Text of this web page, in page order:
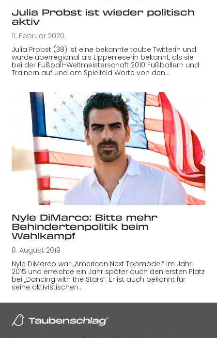
Julia Probst ist wieder politisch
aktiv
11. Februar 2020
Julia Probst (38) ist eine bekannte taube Twitterin und
wurde überregional als Lippenleserin bekannt, als sie
bei der Fußball-Weltmeisterschaft 2010 Fußballern und
Trainern auf und am Spielfeld Worte von den…
Nyle DiMarco: Bitte mehr
Behindertenpolitik beim
Wahlkampf
8. August 2019
Nyle DiMarco war „American Next Topmodel“ im Jahr
2015 und erreichte ein Jahr später auch den ersten Platz
bei „Dancing with the Stars“. Er ist auch bekannt für
seine aktivistischen…